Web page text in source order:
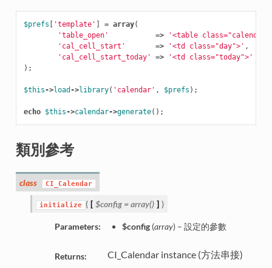
$prefs 'template' = array(
'table_open'
=>
'<table
'cal_cell_start'
=> '<td class="day">' ,
'cal_cell_start_today'
=>
'<td class="today">'
);
$this->load ->library( 'calendar' , $prefs );
echo $this->calendar->generate();
類別參考
class CI_Calendar
initialize ( [ $config = array() ] )
Parameters: $config(array) – 設定的參數
Returns: CI_Calendar instance (方法串接)